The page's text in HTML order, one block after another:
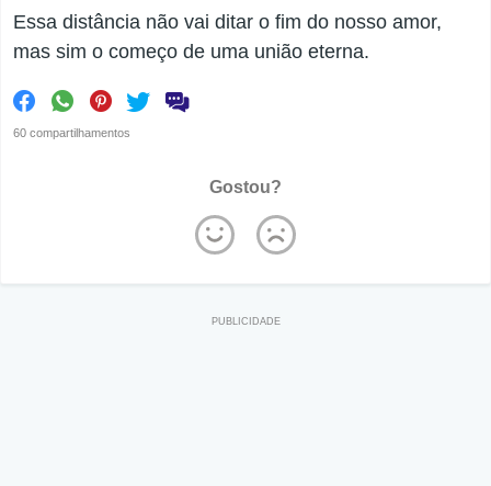
Essa distância não vai ditar o fim do nosso amor,
mas sim o começo de uma união eterna.
60 compartilhamentos
Gostou?